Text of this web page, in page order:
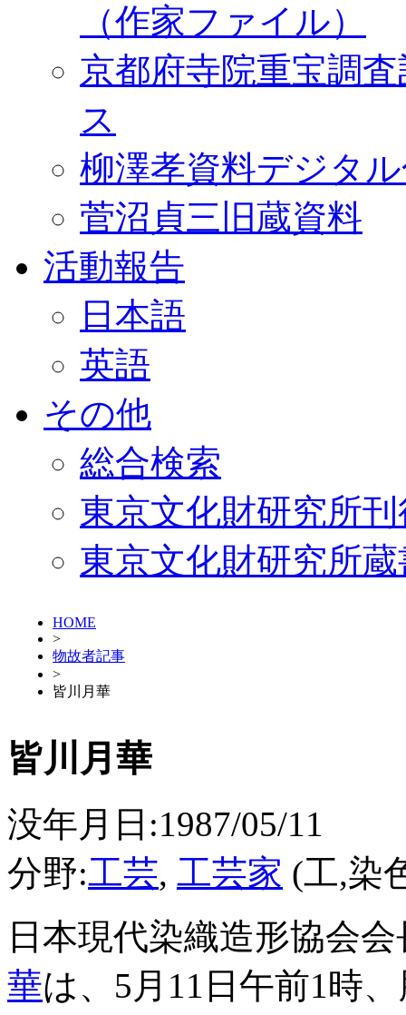
（作家ファイル）
京都府寺院重宝調
ス
柳澤孝資料デジタ
菅沼貞三旧蔵資料
活動報告
日本語
英語
その他
総合検索
東京文化財研究所
東京文化財研究所
HOME
>
物故者記事
>
皆川月華
皆川月華
没年月日:1987/05/11
分野:工芸, 工芸家 (工,染
日本現代染織造形協会
華は、5月11日午前1時